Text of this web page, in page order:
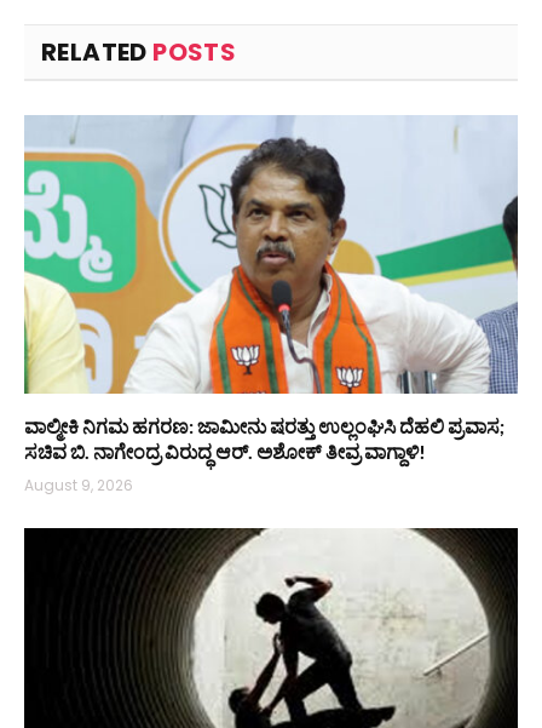
RELATED POSTS
ವಾಲ್ಮೀಕಿ ನಿಗಮ ಹಗರಣ: ಜಾಮೀನು ಷರತ್ತು ಉಲ್ಲಂಘಿಸಿ ದೆಹಲಿ ಪ್ರವಾಸ;
ಸಚಿವ ಬಿ. ನಾಗೇಂದ್ರ ವಿರುದ್ಧ ಆರ್. ಅಶೋಕ್ ತೀವ್ರ ವಾಗ್ದಾಳಿ!
August 9, 2026